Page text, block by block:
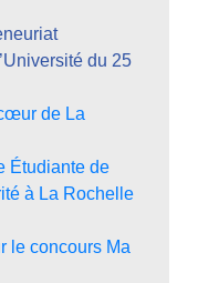
du 25
de La
Étudiante de
à La Rochelle
le concours Ma